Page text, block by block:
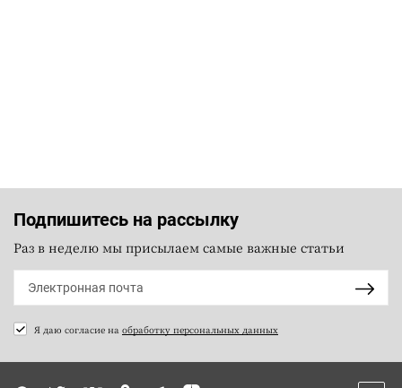
Подпишитесь на рассылку
Раз в неделю мы присылаем самые важные статьи
Я даю согласие на обработку персональных данных